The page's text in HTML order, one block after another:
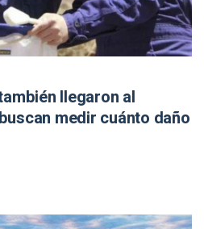
llegaron al
medir cuánto daño